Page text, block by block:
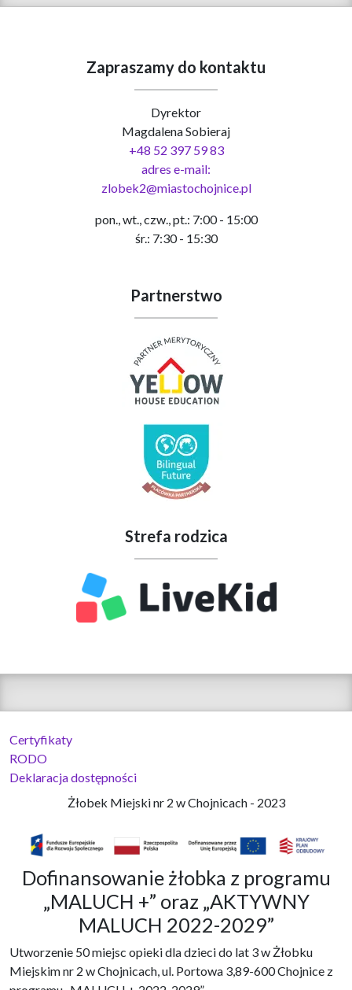
Zapraszamy do kontaktu
Dyrektor
Magdalena Sobieraj
+48 52 397 59 83
adres e-mail:
zlobek2@miastochojnice.pl
pon., wt., czw., pt.: 7:00 - 15:00
śr.: 7:30 - 15:30
Partnerstwo
Strefa rodzica
Certyfikaty
RODO
Deklaracja dostępności
Żłobek Miejski nr 2 w Chojnicach - 2023
Dofinansowanie żłobka z programu
„MALUCH +” oraz „AKTYWNY
MALUCH 2022-2029”
Utworzenie 50 miejsc opieki dla dzieci do lat 3 w Żłobku
Miejskim nr 2 w Chojnicach, ul. Portowa 3,89-600 Chojnice z